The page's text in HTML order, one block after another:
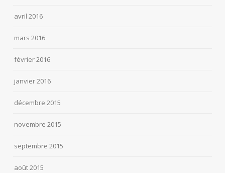
avril 2016
mars 2016
février 2016
janvier 2016
décembre 2015
novembre 2015
septembre 2015
août 2015